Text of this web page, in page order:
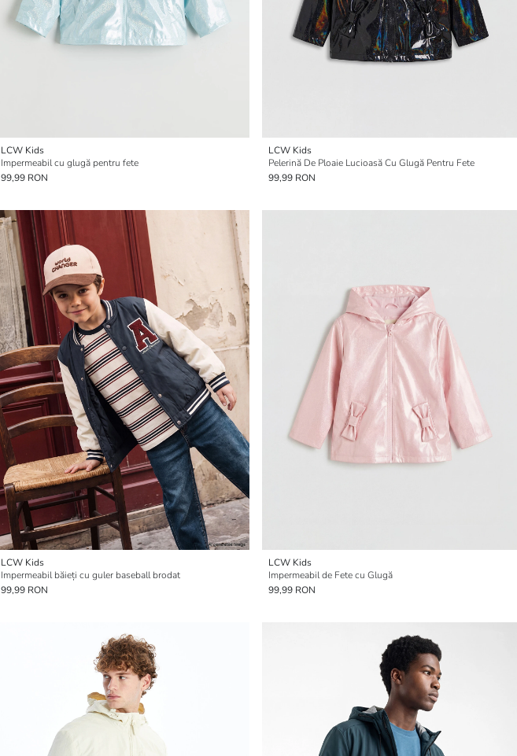
LCW Kids
Impermeabil cu glugă pentru fete
99,99 RON
LCW Kids
Pelerină De Ploaie Lucioasă Cu Glugă Pentru Fete
99,99 RON
LCW Kids
Impermeabil băieți cu guler baseball brodat
99,99 RON
LCW Kids
Impermeabil de Fete cu Glugă
99,99 RON